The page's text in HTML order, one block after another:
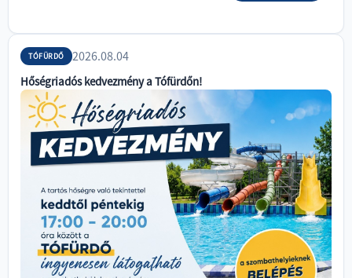
TÓFÜRDŐ 2026.08.04
Hőségriadós kedvezmény a Tófürdőn!